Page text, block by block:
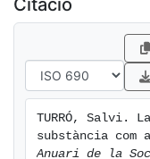
cosa del tot
procés de
constant
forma ex­positiva
Citació
TURRÓ, Salvi.
Anuari de la